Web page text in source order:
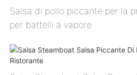
Salsa di pollo piccante per la
per battelli a vapore